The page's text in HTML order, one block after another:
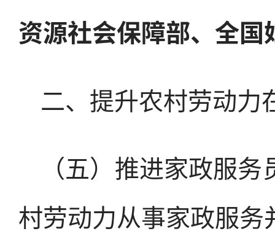
资源社会保障部、全
二、提升农村劳动力
（五）推进家政服
村劳动力从事家政服